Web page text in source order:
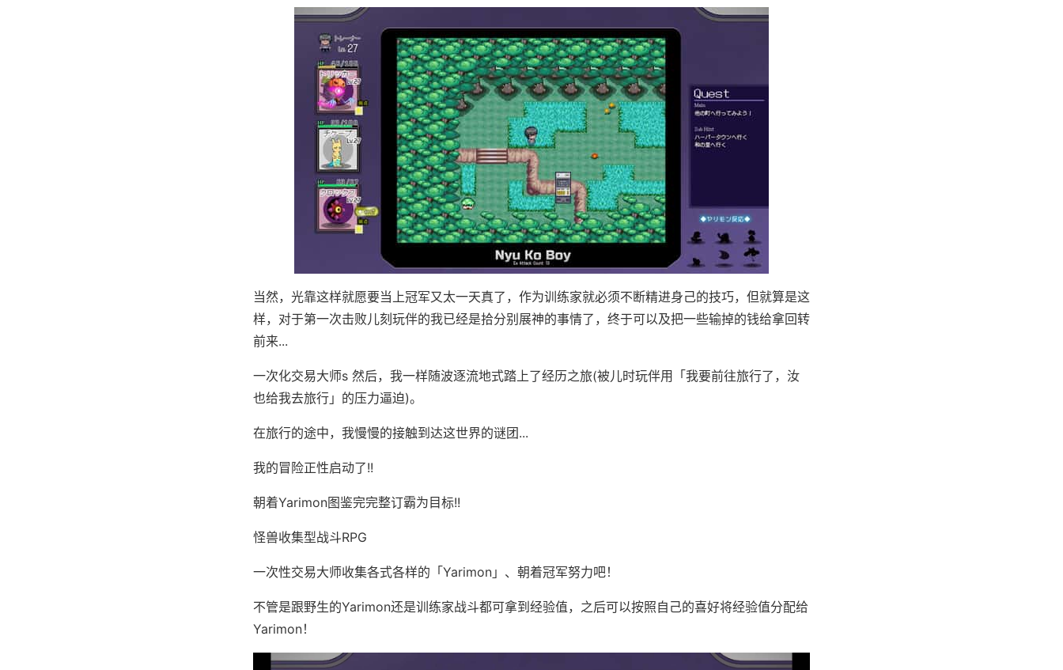
当然，光靠这样就愿要当上冠军又太一天真了，作为训练家就必须不断精进身己的技巧，但就算是这
样，对于第一次击败儿刻玩伴的我已经是拾分别展神的事情了，终于可以及把一些输掉的钱给拿回转
前来...
一次化交易大师s 然后，我一样随波逐流地式踏上了经历之旅(被儿时玩伴用「我要前往旅行了，汝
也给我去旅行」的压力逼迫)。
在旅行的途中，我慢慢的接触到达这世界的谜团...
我的冒险正性启动了!!
朝着Yarimon图鉴完完整订霸为目标!!
怪兽收集型战斗RPG
一次性交易大师收集各式各样的「Yarimon」、朝着冠军努力吧！
不管是跟野生的Yarimon还是训练家战斗都可拿到经验值，之后可以按照自己的喜好将经验值分配给
Yarimon！